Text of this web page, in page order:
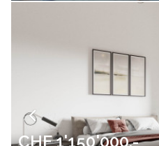
CHF 1'150'000.-